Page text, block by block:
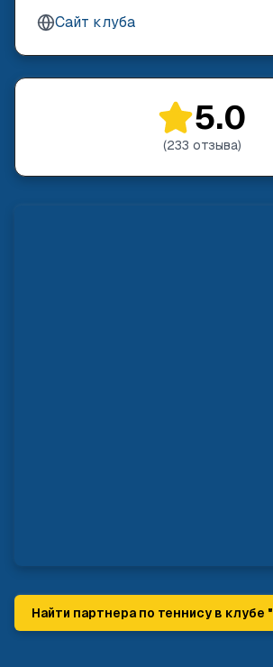
Сайт клуба
5.0
(233 отзыва)
Найти партнера по теннису в клубе "